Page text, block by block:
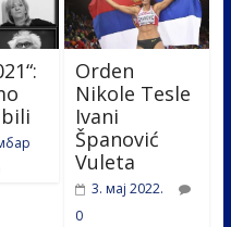
Orden
Nikole Tesle
Ivani
Španović
Vuleta
3. мај 2022.
0